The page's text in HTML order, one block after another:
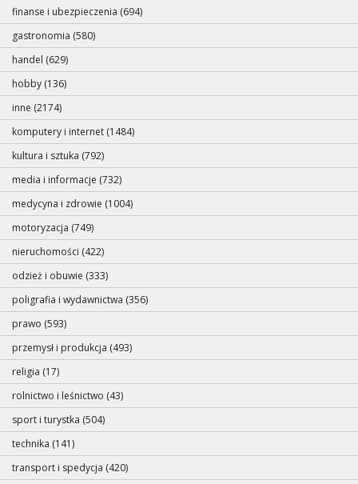
finanse i ubezpieczenia (694)
gastronomia (580)
handel (629)
hobby (136)
inne (2174)
komputery i internet (1484)
kultura i sztuka (792)
media i informacje (732)
medycyna i zdrowie (1004)
motoryzacja (749)
nieruchomości (422)
odzież i obuwie (333)
poligrafia i wydawnictwa (356)
prawo (593)
przemysł i produkcja (493)
religia (17)
rolnictwo i leśnictwo (43)
sport i turystka (504)
technika (141)
transport i spedycja (420)